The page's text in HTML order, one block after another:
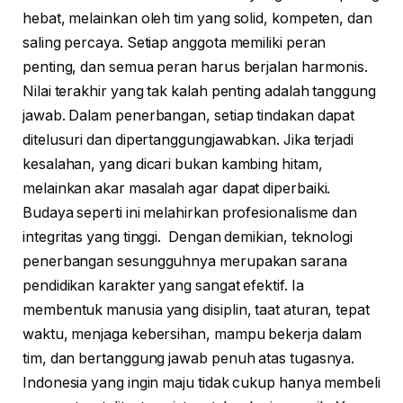
hebat, melainkan oleh tim yang solid, kompeten, dan
saling percaya. Setiap anggota memiliki peran
penting, dan semua peran harus berjalan harmonis.
Nilai terakhir yang tak kalah penting adalah tanggung
jawab. Dalam penerbangan, setiap tindakan dapat
ditelusuri dan dipertanggungjawabkan. Jika terjadi
kesalahan, yang dicari bukan kambing hitam,
melainkan akar masalah agar dapat diperbaiki.
Budaya seperti ini melahirkan profesionalisme dan
integritas yang tinggi. Dengan demikian, teknologi
penerbangan sesungguhnya merupakan sarana
pendidikan karakter yang sangat efektif. Ia
membentuk manusia yang disiplin, taat aturan, tepat
waktu, menjaga kebersihan, mampu bekerja dalam
tim, dan bertanggung jawab penuh atas tugasnya.
Indonesia yang ingin maju tidak cukup hanya membeli